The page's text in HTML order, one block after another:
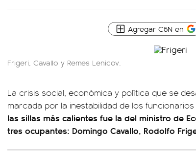
Agregar C5N en
Frigeri, Cavallo y Remes Lenicov.
La crisis social, económica y política que se
marcada por la inestabilidad de los
las sillas más calientes fue la del ministro de
tres ocupantes: Domingo Cavallo, Rodolfo